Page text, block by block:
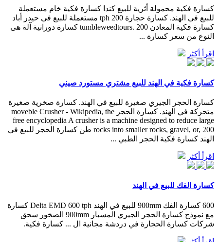
كسارة فكية محمولة أثرية للبيع كندا كسارة فكية خام مستعملة
للبيع في الهند. كسارة حجارة 200 tph مستعملة للبيع في حيدر أباد
كسارة فكية المعادن tumbleweedtours. 200 كسارة دورانية آلة هى
النوع من سعر كسارة ...
اقرأ أكثر
كسارة فكية في الهند للبيع مشتري مستورد صيني
كسارة الحجر الجيري صغيرة للبيع في الهند. كسارة صخرية صغيرة
متحركة في الهند. كسارة الحجر moveble Crusher - Wikipedia, the
free encyclopedia A crusher is a machine designed to reduce large
rocks into smaller rocks, gravel, or, 200 طن كسارة الحجر للبيع في
الهند كسارة فكية الحجر الطبي ...
اقرأ أكثر
كسارة الفك للبيع في الهند
600 كسارة الفك 900mm للبيع في الهند Delta EMD 600 tph كسارة
مع نموذج كسارة الحجر الجيري المسبار 900mm الصخور سحق
شركات كسارة الحجارة في دردشة مجانية ال ... كسارة فكية.